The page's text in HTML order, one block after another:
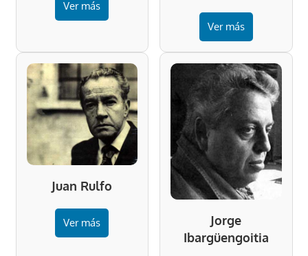
Ver más
Ver más
Juan Rulfo
Ver más
Jorge
Ibargüengoitia